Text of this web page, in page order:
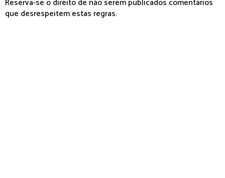
Reserva-se o direito de não serem publicados comentários
que desrespeitem estas regras.